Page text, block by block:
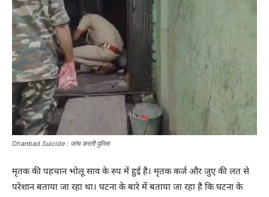
Dhanbad Suicide : जांच करती पुलिस
मृतक की पहचान भोलू साव के रुप में हुई है। मृतक कर्ज और जुए की लत से
परेशान बताया जा रहा था। घटना के बारे में बताया जा रहा है कि घटना के